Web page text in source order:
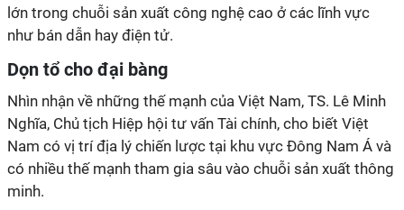
lớn trong chuỗi sản xuất công nghệ cao ở các lĩnh vực
như bán dẫn hay điện tử.
Dọn tổ cho đại bàng
Nhìn nhận về những thế mạnh của Việt Nam, TS. Lê Minh
Nghĩa, Chủ tịch Hiệp hội tư vấn Tài chính, cho biết Việt
Nam có vị trí địa lý chiến lược tại khu vực Đông Nam Á và
có nhiều thế mạnh tham gia sâu vào chuỗi sản xuất thông
minh.